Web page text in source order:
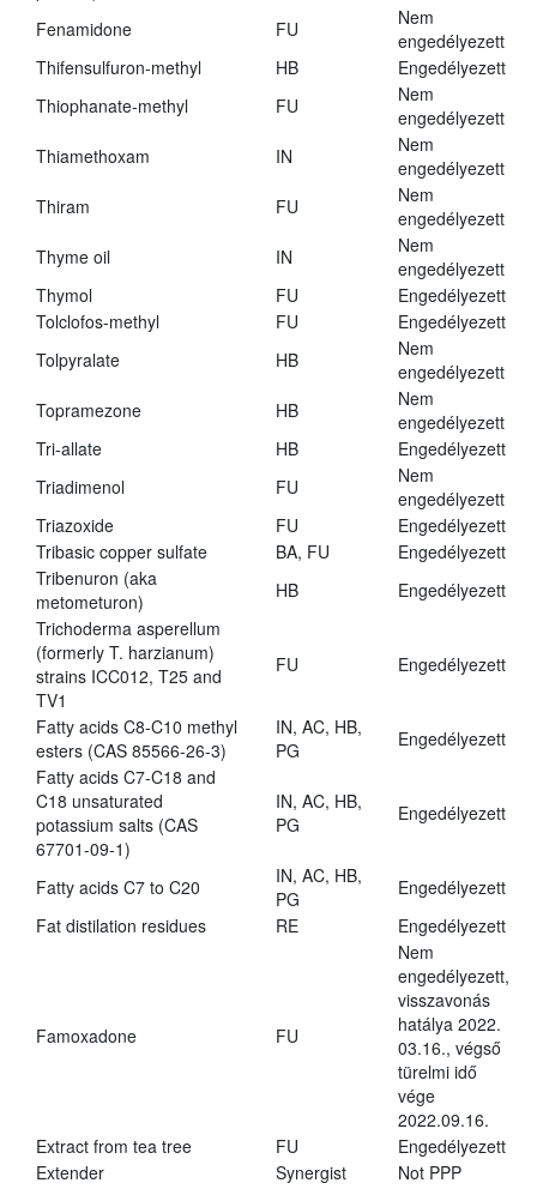
Fenamidone FU
Nem
engedélyezett
Thifensulfuron-methyl
HB
Engedélyezett
Thiophanate-methyl
FU
Nem
engedélyezett
Thiamethoxam
IN
Nem
engedélyezett
Thiram
FU
Nem
engedélyezett
Thyme oil
IN
Nem
engedélyezett
Thymol
FU
Engedélyezett
Tolclofos-methyl
FU
Engedélyezett
Tolpyralate
HB
Nem
engedélyezett
Topramezone
HB
Nem
engedélyezett
Tri-allate
HB
Engedélyezett
Triadimenol
FU
Nem
engedélyezett
Triazoxide
FU
Engedélyezett
Tribasic copper sulfate
BA, FU
Engedélyezett
Tribenuron (aka
metometuron)
HB
Engedélyezett
Trichoderma asperellum
(formerly T. harzianum)
strains ICC012, T25 and
TV1
FU Engedélyezett
Fatty acids C8-C10 methyl
esters (CAS 85566-26-3)
IN, AC, HB,
PG
Engedélyezett
Fatty acids C7-C18 and
C18 unsaturated
potassium salts (CAS
67701-09-1)
IN, AC, HB,
PG
Engedélyezett
Fatty acids C7 to C20
IN, AC, HB,
PG
Engedélyezett
Fat distilation residues
RE Engedélyezett
Famoxadone FU
Nem
engedélyezett,
visszavonás
hatálya 2022.
03.16., végső
türelmi idő
vége
2022.09.16.
Extract from tea tree
FU
Engedélyezett
Extender
Synergist
Not PPP